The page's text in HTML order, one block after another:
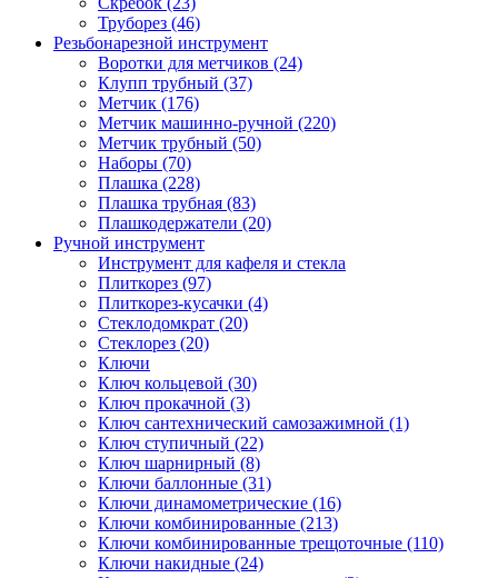
Труборез (46)
Резьбонарезной инструмент
Воротки для метчиков (24)
Клупп трубный (37)
Метчик (176)
Метчик машинно-ручной (220)
Метчик трубный (50)
Наборы (70)
Плашка (228)
Плашка трубная (83)
Плашкодержатели (20)
Ручной инструмент
Инструмент для кафеля и стекла
Плиткорез (97)
Плиткорез-кусачки (4)
Стеклодомкрат (20)
Стеклорез (20)
Ключи
Ключ кольцевой (30)
Ключ прокачной (3)
Ключ сантехнический самозажимной (1)
Ключ ступичный (22)
Ключ шарнирный (8)
Ключи баллонные (31)
Ключи динамометрические (16)
Ключи комбинированные (213)
Ключи комбинированные трещоточные (110)
Ключи накидные (24)